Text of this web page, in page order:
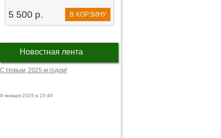
5 500 р. В КОРЗИНУ
Новостная лента
С Новым, 2025-м годом!
9 января 2025 в 15:46